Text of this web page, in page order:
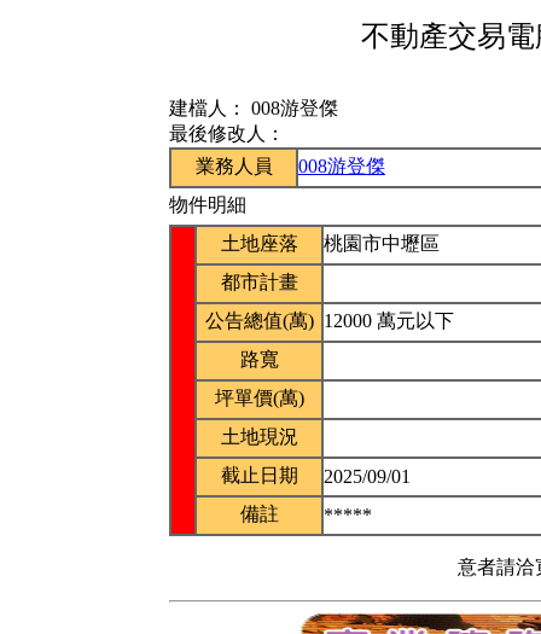
不動產交易
建檔人： 008游登傑
最後修改人：
業務人員
008游登傑
物件明細
土地座落
桃園市中壢區
都市計畫
公告總值(萬) 12000 萬元以下
路寬
坪單價(萬)
土地現況
截止日期
2025/09/01
備註
*****
意者請洽